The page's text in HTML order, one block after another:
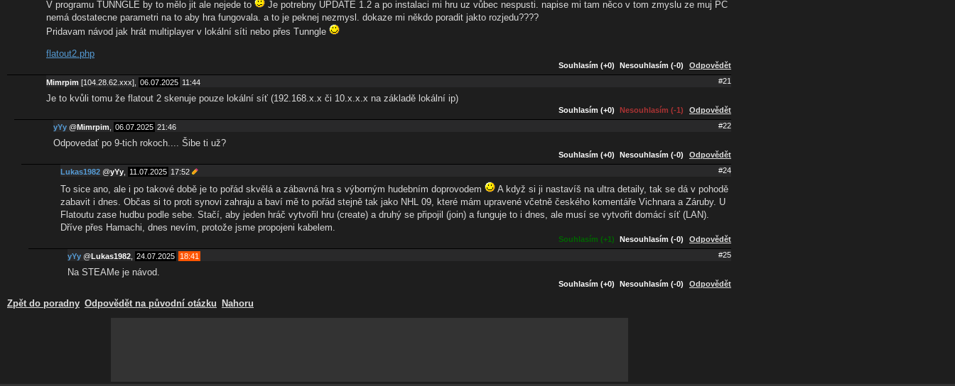
V programu TUNNGLE by to mělo jit ale nejede to
Je potrebny UPDATE 1.2 a po instalaci mi hru uz vůbec nespusti. napise mi tam něco v tom zmyslu ze muj PC
nemá dostatecne parametri na to aby hra fungovala. a to je peknej nezmysl. dokaze mi někdo poradit jakto rozjedu????
Pridavam návod jak hrát multiplayer v lokální síti nebo přes Tunngle
flatout2.php
Souhlasím (+0) Nesouhlasím (-0) Odpovědět
Mimrpim [104.28.62.xxx], 06.07.2025 11:44 #21
Je to kvůli tomu že flatout 2 skenuje pouze lokální síť (192.168.x.x či 10.x.x.x na základě lokální ip)
Souhlasím (+0) Nesouhlasím (-1) Odpovědět
yYy @Mimrpim 06.07.2025 21:46 #22
Odpovedať po 9-tich rokoch.... Šibe ti už?
Souhlasím (+0) Nesouhlasím (-0) Odpovědět
Lukas1982 @yYy 11.07.2025 17:52 #24
To sice ano, ale i po takové době je to pořád skvělá a zábavná hra s výborným hudebním doprovodem
A když si ji nastavíš na ultra detaily, tak se dá v pohodě
zabavit i dnes. Občas si to proti synovi zahraju a baví mě to pořád stejně tak jako NHL 09, které mám upravené včetně českého komentáře Vichnara a Záruby. U
Flatoutu zase hudbu podle sebe. Stačí, aby jeden hráč vytvořil hru (create) a druhý se připojil (join) a funguje to i dnes, ale musí se vytvořit domácí síť (LAN).
Dříve přes Hamachi, dnes nevím, protože jsme propojeni kabelem.
Souhlasím (+1) Nesouhlasím (-0) Odpovědět
yYy @Lukas1982 24.07.2025 18:41 #25
Na STEAMe je návod.
Souhlasím (+0) Nesouhlasím (-0) Odpovědět
Zpět do poradny Odpovědět na původní otázku Nahoru